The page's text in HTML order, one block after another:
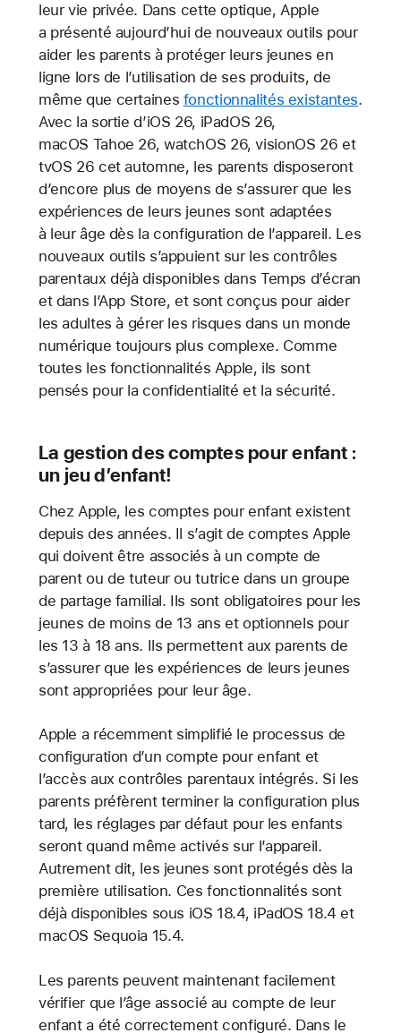
leur vie privée. Dans cette optique, Apple
a présenté aujourd’hui de nouveaux outils pour
aider les parents à protéger leurs jeunes en
ligne lors de l’utilisation de ses produits, de
même que certaines fonctionnalités existantes.
Avec la sortie d’iOS 26, iPadOS 26,
macOS Tahoe 26, watchOS 26, visionOS 26 et
tvOS 26 cet automne, les parents disposeront
d’encore plus de moyens de s’assurer que les
expériences de leurs jeunes sont adaptées
à leur âge dès la configuration de l’appareil. Les
nouveaux outils s’appuient sur les contrôles
parentaux déjà disponibles dans Temps d’écran
et dans l’App Store, et sont conçus pour aider
les adultes à gérer les risques dans un monde
numérique toujours plus complexe. Comme
toutes les fonctionnalités Apple, ils sont
pensés pour la confidentialité et la sécurité.
La gestion des comptes pour enfant :
un jeu d’enfant!
Chez Apple, les comptes pour enfant existent
depuis des années. Il s’agit de comptes Apple
qui doivent être associés à un compte de
parent ou de tuteur ou tutrice dans un groupe
de partage familial. Ils sont obligatoires pour les
jeunes de moins de 13 ans et optionnels pour
les 13 à 18 ans. Ils permettent aux parents de
s’assurer que les expériences de leurs jeunes
sont appropriées pour leur âge.
Apple a récemment simplifié le processus de
configuration d’un compte pour enfant et
l’accès aux contrôles parentaux intégrés. Si les
parents préfèrent terminer la configuration plus
tard, les réglages par défaut pour les enfants
seront quand même activés sur l’appareil.
Autrement dit, les jeunes sont protégés dès la
première utilisation. Ces fonctionnalités sont
déjà disponibles sous iOS 18.4, iPadOS 18.4 et
macOS Sequoia 15.4.
Les parents peuvent maintenant facilement
vérifier que l’âge associé au compte de leur
enfant a été correctement configuré. Dans le